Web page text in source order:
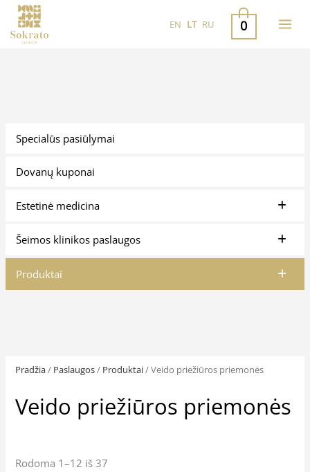
Pereiti
prie
turinio
EN LT RU 0
Specialūs pasiūlymai
Dovanų kuponai
Estetinė medicina
Šeimos klinikos paslaugos
Produktai
Pradžia/ Paslaugos/ Produktai/ Veido priežiūros priemonės
Veido priežiūros priemonės
Rodoma 1–12 iš 37